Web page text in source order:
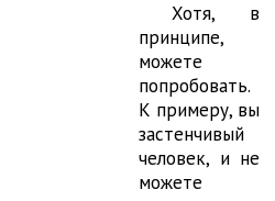
Хотя, в
принципе,
можете
попробовать.
К примеру, вы
застенчивый
человек, и не
можете